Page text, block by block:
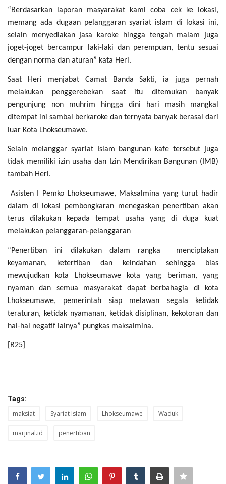
“Berdasarkan laporan masyarakat kami coba cek ke lokasi,
memang ada dugaan pelanggaran syariat islam di lokasi ini,
selain menyediakan jasa karoke hingga tengah malam juga
joget-joget bercampur laki-laki dan perempuan, tentu sesuai
dengan norma dan aturan” kata Heri.
Saat Heri menjabat Camat Banda Sakti, ia juga pernah
melakukan penggerebekan saat itu ditemukan banyak
pengunjung non muhrim hingga dini hari masih mangkal
ditempat ini sambal berkaroke dan ternyata banyak berasal dari
luar Kota Lhokseumawe.
Selain melanggar syariat Islam bangunan kafe tersebut juga
tidak memiliki izin usaha dan Izin Mendirikan Bangunan (IMB)
tambah Heri.
Asisten I Pemko Lhokseumawe, Maksalmina yang turut hadir
dalam di lokasi pembongkaran menegaskan penertiban akan
terus dilakukan kepada tempat usaha yang di duga kuat
melakukan pelanggaran-pelanggaran
“Penertiban ini dilakukandalam rangka menciptakan
keyamanan, ketertiban dan keindahan sehingga bias
mewujudkan kota Lhokseumawe kota yang beriman, yang
nyaman dan semua masyarakat dapat berbahagia di kota
Lhokseumawe, pemerintah siap melawan segala ketidak
teraturan, ketidak nyamanan, ketidak disiplinan, kekotoran dan
hal-hal negatif lainya” pungkas maksalmina.
[R25]
Tags:
maksiat Syariat Islam Lhokseumawe Waduk
marjinal.id penertiban